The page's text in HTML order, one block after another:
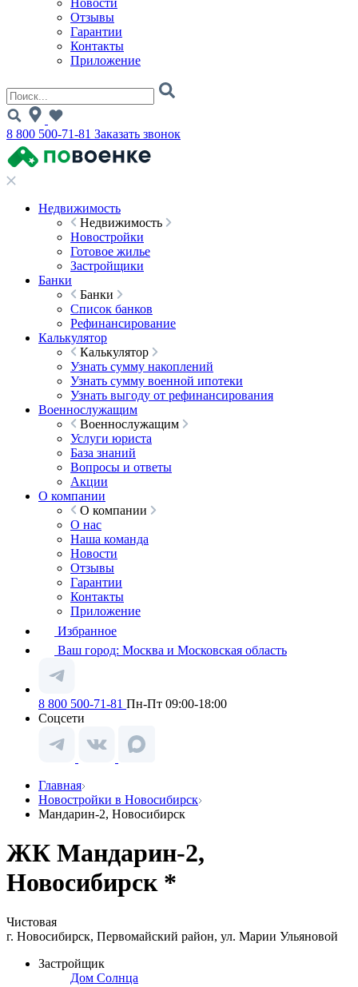
Новости
Отзывы
Гарантии
Контакты
Приложение
8 800 500-71-81 Заказать звонок
Недвижимость
Недвижимость
Новостройки
Готовое жилье
Застройщики
Банки
Банки
Список банков
Рефинансирование
Калькулятор
Калькулятор
Узнать сумму накоплений
Узнать сумму военной ипотеки
Узнать выгоду от рефинансирования
Военнослужащим
Военнослужащим
Услуги юриста
База знаний
Вопросы и ответы
Акции
О компании
О компании
О нас
Наша команда
Новости
Отзывы
Гарантии
Контакты
Приложение
Избранное
Ваш город: Москва и Московская область
8 800 500-71-81 Пн-Пт 09:00-18:00
Соцсети
Главная
Новостройки в Новосибирск
Мандарин-2, Новосибирск
ЖК Мандарин-2,
Новосибирск *
Чистовая
г. Новосибирск, Первомайский район, ул. Марии Ульяновой
Застройщик
Дом Солнца